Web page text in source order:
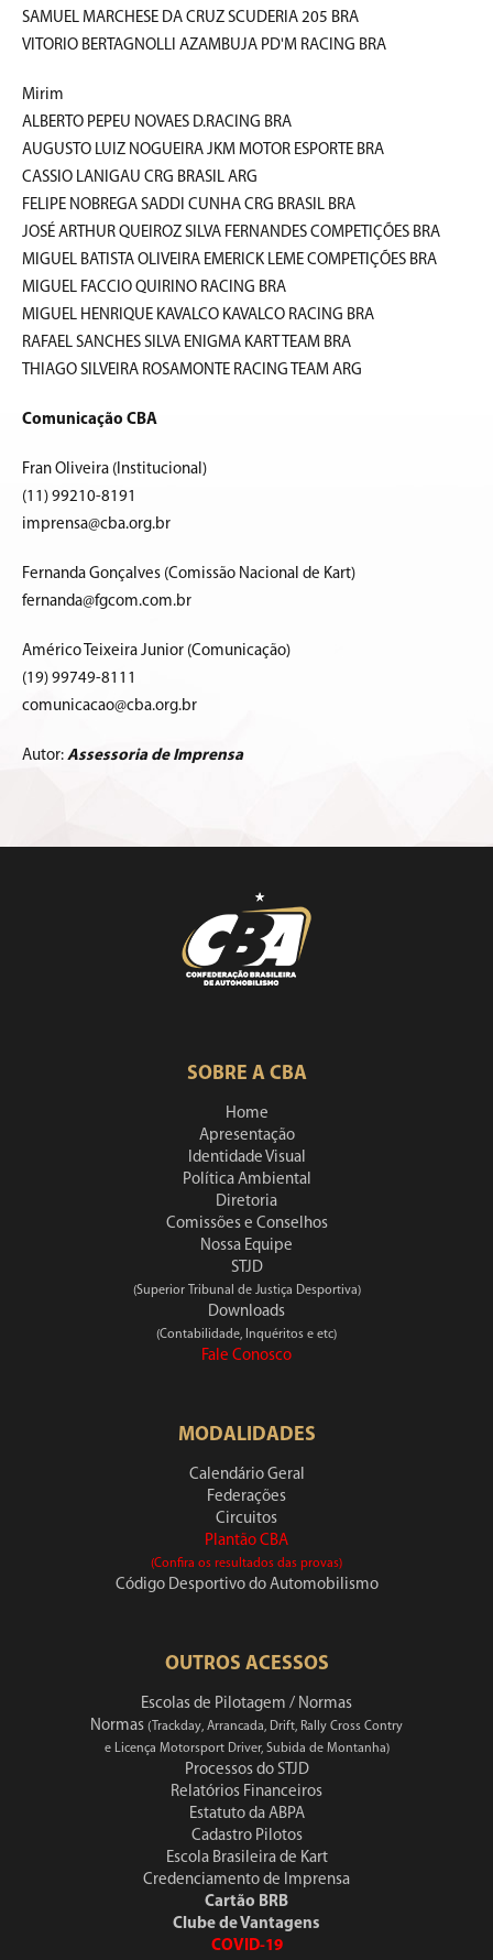
SAMUEL MARCHESE DA CRUZ SCUDERIA 205 BRA
VITORIO BERTAGNOLLI AZAMBUJA PD'M RACING BRA
Mirim
ALBERTO PEPEU NOVAES D.RACING BRA
AUGUSTO LUIZ NOGUEIRA JKM MOTOR ESPORTE BRA
CASSIO LANIGAU CRG BRASIL ARG
FELIPE NOBREGA SADDI CUNHA CRG BRASIL BRA
JOSÉ ARTHUR QUEIROZ SILVA FERNANDES COMPETIÇÕES BRA
MIGUEL BATISTA OLIVEIRA EMERICK LEME COMPETIÇÕES BRA
MIGUEL FACCIO QUIRINO RACING BRA
MIGUEL HENRIQUE KAVALCO KAVALCO RACING BRA
RAFAEL SANCHES SILVA ENIGMA KART TEAM BRA
THIAGO SILVEIRA ROSAMONTE RACING TEAM ARG
Comunicação CBA
Fran Oliveira (Institucional)
(11) 99210-8191
imprensa@cba.org.br
Fernanda Gonçalves (Comissão Nacional de Kart)
fernanda@fgcom.com.br
Américo Teixeira Junior (Comunicação)
(19) 99749-8111
comunicacao@cba.org.br
Autor: Assessoria de Imprensa
SOBRE A CBA
Home
Apresentação
Identidade Visual
Política Ambiental
Diretoria
Comissões e Conselhos
Nossa Equipe
STJD
(Superior Tribunal de Justiça Desportiva)
Downloads
(Contabilidade, Inquéritos e etc)
Fale Conosco
MODALIDADES
Calendário Geral
Federações
Circuitos
Plantão CBA
(Confira os resultados das provas)
Código Desportivo do Automobilismo
OUTROS ACESSOS
Escolas de Pilotagem / Normas
Normas (Trackday, Arrancada, Drift, Rally Cross Contry
e Licença Motorsport Driver, Subida de Montanha)
Processos do STJD
Relatórios Financeiros
Estatuto da ABPA
Cadastro Pilotos
Escola Brasileira de Kart
Credenciamento de Imprensa
Cartão BRB
Clube de Vantagens
COVID-19